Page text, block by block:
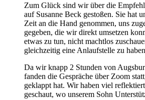
Zum Glück sind wir über die
auf Susanne Beck gestoßen. Sie hat
Zeit an die Hand genommen, uns
gegeben, die wir direkt umsetzen
etwas zu tun, nicht machtlos
gleichzeitig eine Anlaufstelle zu
Da wir knapp 2 Stunden von
fanden die Gespräche über Zoom
geklappt hat. Wir haben viel
geschaut, wo unserem Sohn